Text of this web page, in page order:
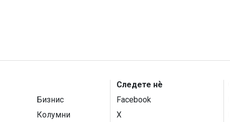
Бизнис
Колумни
Следете нѐ
Facebook
X